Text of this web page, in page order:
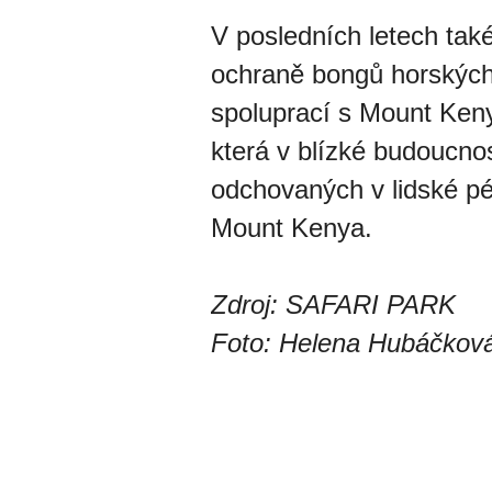
V posledních letech
ochraně bongů
spoluprací s Mount
která v blízké
odchovaných v lidské
Mount Kenya.
Zdroj: SAFARI PARK
Foto: Helena